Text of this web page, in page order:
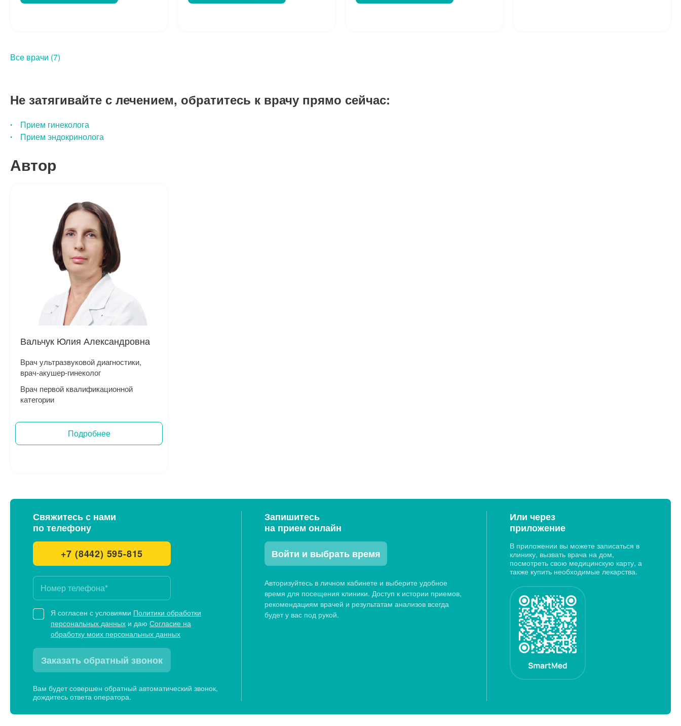
Все врачи (7)
Не затягивайте с лечением, обратитесь к врачу прямо сейчас:
Прием гинеколога
Прием эндокринолога
Автор
Вальчук Юлия Александровна
Врач ультразвуковой диагностики,
врач-акушер-гинеколог
Врач первой квалификационной
категории
Подробнее
Свяжитесь с нами
по телефону
+7 (8442) 595-815
Я согласен с условиями Политики обработки
персональных данных и даю Согласие на
обработку моих персональных данных
Заказать обратный звонок
Вам будет совершен обратный автоматический звонок,
дождитесь ответа оператора.
Запишитесь
на прием онлайн
Войти и выбрать время
Авторизуйтесь в личном кабинете и выберите удобное
время для посещения клиники. Доступ к истории приемов,
рекомендациям врачей и результатам анализов всегда
будет у вас под рукой.
Или через
приложение
В приложении вы можете записаться в
клинику, вызвать врача на дом,
посмотреть свою медицинскую карту, а
также купить необходимые лекарства.